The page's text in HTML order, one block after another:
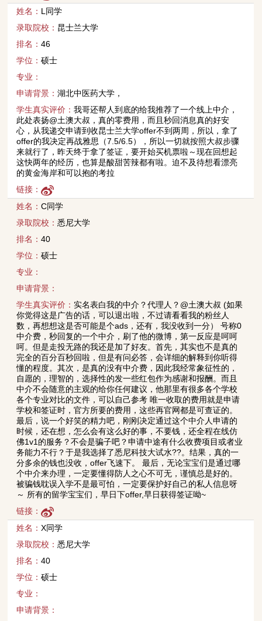
姓名： L同学
录取院校： 昆士兰大学
排名：46
学位：硕士
专业：
申请背景：湖北中医药大学，
学生真实评价：我哥还帮人到底的给我推荐了一个线上中介，
此处表扬@土澳大叔，真的零费用，而且秒回消息真的好安
心，从我递交申请到收昆士兰大学offer不到两周，所以，拿了
offer的我决定再战雅思（7.5/6.5），所以一切就按照大叔步骤
来就行了，昨天终于拿了签证，要开始买机票啦～现在回想起
这快两年的经历，也算是酸甜苦辣都有啦。迫不及待想看漂亮
的黄金海岸和可以抱的考拉
链接：
姓名：C同学
录取院校：悉尼大学
排名：40
学位：硕士
专业：
申请背景：
学生真实评价：实名表白我的中介？代理人？@土澳大叔 (如果
你觉得这是广告的话，可以退出啦，不过请看看我的粉丝人
数，再想想这是否可能是个ads，还有，我没收到一分） 号称0
中介费，秒回复的一个中介，刷了他的微博，第一反应是呵呵
呵。但是走投无路的我还是加了好友。首先，其实也不是真的
完全的百分百秒回啦，但是有问必答，会详细的解释到你听得
懂的程度。其次，是真的没有中介费，因此我经常象征性的，
自愿的，理智的，选择性的发一些红包作为感谢和报酬。而且
中介不会随意的主观的给你任何建议，他那里有很多各个学校
各个专业对比的文件，可以自己参考 唯一收取的费用就是申请
学校和签证时，官方所要的费用，这些再官网都是可查证的。
最后，说一个好笑的精力吧，刚刚决定通过这个中介人申请的
时候，还在想，怎么会有这么好的事，不要钱，还全程在线仿
佛1v1的服务？不会是骗子吧？申请中途有什么收费项目或者业
务能力不行？于是我选择了悉尼科技大试水??。结果，真的一
分多余的钱也没收，offer飞速下。 最后，无论宝宝们是通过哪
个中介来办理，一定要懂得防人之心不可无，谨慎总是好的。
被骗钱耽误入学不是最可怕，一定要保护好自己的私人信息呀
～ 所有的留学宝宝们，早日下offer,早日获得签证呦~
链接：
姓名：X同学
录取院校：悉尼大学
排名：40
学位：硕士
专业：
申请背景：